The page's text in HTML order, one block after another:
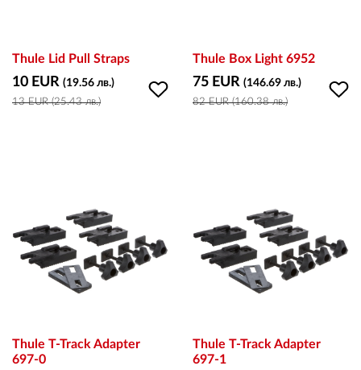
Thule Lid Pull Straps
10 EUR (19.56 лв.)
13 EUR (25.43 лв.)
Thule Box Light 6952
75 EUR (146.69 лв.)
82 EUR (160.38 лв.)
Thule T-Track Adapter
697-0
Thule T-Track Adapter
697-1
ОБЩИ УСЛОВИЯ
ПОЛИТИКА ЗА БИСКВИТКИ
ПЛАТФОРМА ЗА ОРС